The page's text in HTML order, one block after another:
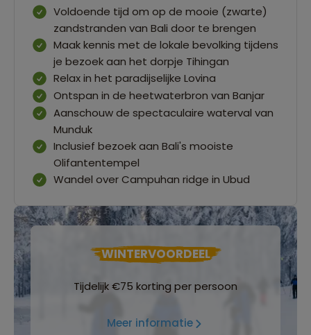
Voldoende tijd om op de mooie (zwarte)
zandstranden van Bali door te brengen
Maak kennis met de lokale bevolking tijdens
je bezoek aan het dorpje Tihingan
Relax in het paradijselijke Lovina
Ontspan in de heetwaterbron van Banjar
Aanschouw de spectaculaire waterval van
Munduk
Inclusief bezoek aan Bali's mooiste
Olifantentempel
Wandel over Campuhan ridge in Ubud
WINTERVOORDEEL
Tijdelijk €75 korting per persoon
Meer informatie